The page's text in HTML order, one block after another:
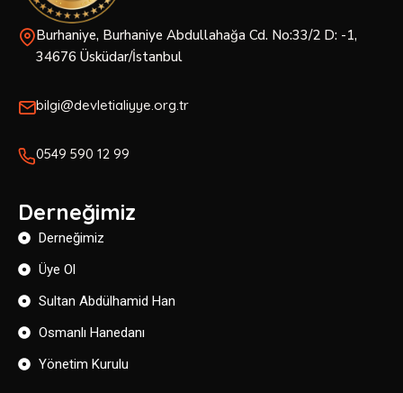
Burhaniye, Burhaniye Abdullahağa Cd. No:33/2 D: -1,
34676 Üsküdar/İstanbul
bilgi@devletialiyye.org.tr
0549 590 12 99
Derneğimiz
Derneğimiz
Üye Ol
Sultan Abdülhamid Han
Osmanlı Hanedanı
Yönetim Kurulu